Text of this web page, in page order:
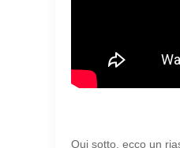
Qui sotto, ecco un